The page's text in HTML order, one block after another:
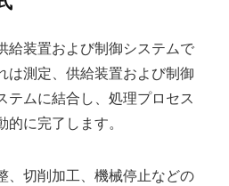
給装置および制御システムで
は測定、供給装置および制御
テムに結合し、処理プロセス
に完了します。
、切削加工、機械停止などの